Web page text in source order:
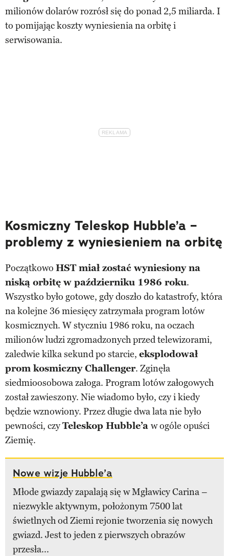
milionów dolarów rozrósł się do ponad 2,5 miliarda. I
to pomijając koszty wyniesienia na orbitę i
serwisowania.
Kosmiczny Teleskop Hubble’a –
problemy z wyniesieniem na orbitę
Początkowo HST miał zostać wyniesiony na
niską orbitę w październiku 1986 roku.
Wszystko było gotowe, gdy doszło do katastrofy, która
na kolejne 36 miesięcy zatrzymała program lotów
kosmicznych. W styczniu 1986 roku, na oczach
milionów ludzi zgromadzonych przed telewizorami,
zaledwie kilka sekund po starcie, eksplodował
prom kosmiczny Challenger. Zginęła
siedmioosobowa załoga. Program lotów załogowych
został zawieszony. Nie wiadomo było, czy i kiedy
będzie wznowiony. Przez długie dwa lata nie było
pewności, czyTeleskop Hubble’a w ogóle opuści
Ziemię.
Nowe wizje Hubble’a
Młode gwiazdy zapalają się w Mgławicy Carina –
niezwykle aktywnym, położonym 7500 lat
świetlnych od Ziemi rejonie tworzenia się nowych
gwiazd. Jest to jeden z pierwszych obrazów
przesła...